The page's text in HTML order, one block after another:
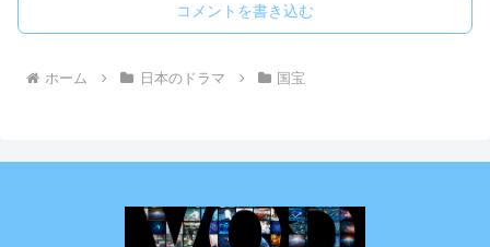
コメントを書き込む
ホーム 日本のドラマ 国宝